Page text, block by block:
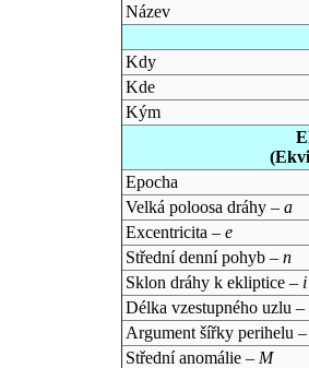
Název
Kdy
Kde
Kým
Epocha
Velká poloosa dráhy – a
Excentricita – e
Střední denní pohyb – n
Sklon dráhy k ekliptice – i
Délka vzestupného uzlu –
Argument šířky perihelu
Střední anomálie – M